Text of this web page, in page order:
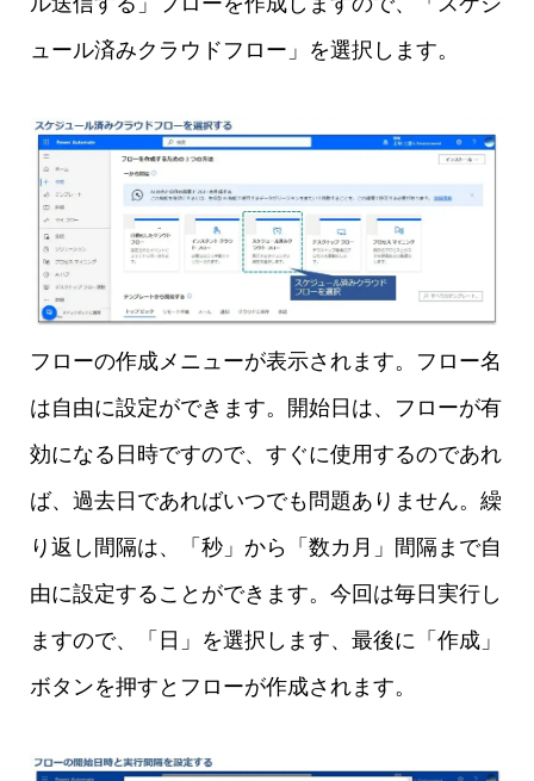
ュール済みクラウドフロー」を選択します。
フローの作成メニューが表示されます。フロー名
は自由に設定ができます。開始日は、フローが有
効になる日時ですので、すぐに使用するのであれ
ば、過去日であればいつでも問題ありません。繰
り返し間隔は、「秒」から「数カ月」間隔まで自
由に設定することができます。今回は毎日実行し
ますので、「日」を選択します、最後に「作成」
ボタンを押すとフローが作成されます。